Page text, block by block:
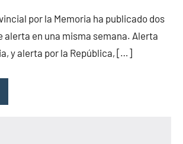
por la Memoria ha publicado dos
alerta en una misma semana. Alerta
y alerta por la República, […]